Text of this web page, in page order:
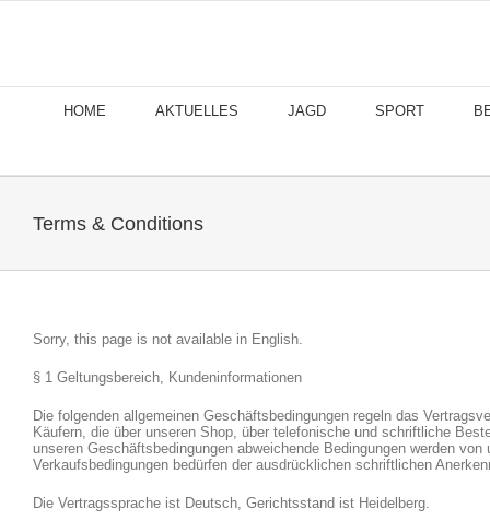
HOME AKTUELLES JAGD SPORT
Terms & Conditions
Sorry, this page is not available in English.
§ 1 Geltungsbereich, Kundeninformationen
Die folgenden allgemeinen Geschäftsbedingungen regeln das
Käufern, die über unseren Shop, über telefonische und schriftliche
unseren Geschäftsbedingungen abweichende Bedingungen werden
Verkaufsbedingungen bedürfen der ausdrücklichen schriftlichen
Die Vertragssprache ist Deutsch, Gerichtsstand ist Heidelberg.